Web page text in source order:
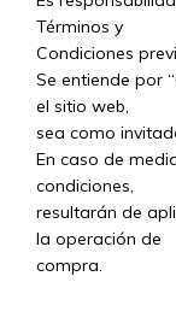
Términos y
Condiciones
Se entiende por
el sitio web,
sea como
En caso de
condiciones,
resultarán de
la operación de
compra.